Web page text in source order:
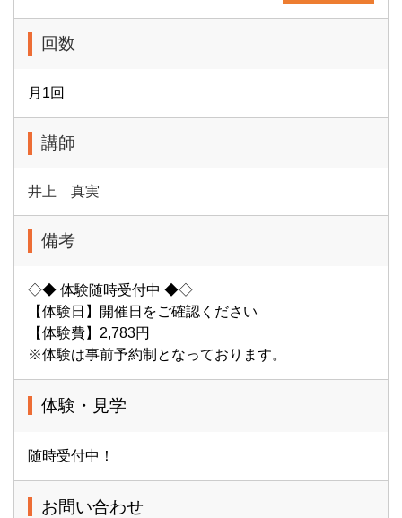
回数
月1回
講師
井上 真実
備考
◇◆ 体験随時受付中 ◆◇
【体験日】開催日をご確認ください
【体験費】2,783円
※体験は事前予約制となっております。
体験・見学
随時受付中！
お問い合わせ